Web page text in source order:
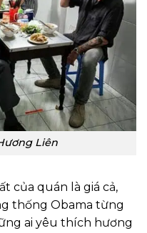
Liên
của quán là giá cả,
thống Obama từng
ai yêu thích hương